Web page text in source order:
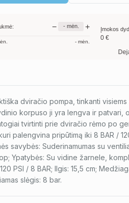
− -mėn. +
- mėn.
Įmokos
0 €
Deja,
dviračio pompa, tinkanti visiems
korpuso ji yra lengva ir patvari,
tvirtinti prie dviračio rėmo po
palengvina pripūtimą iki 8 BAR /
savybės: Suderinamumas su
Ypatybės: Su vidine žarnele,
PSI / 8 BAR; Ilgis: 15,5 cm;
slėgis: 8 bar.